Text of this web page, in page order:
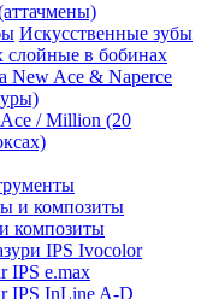
Искусственные зубы
в бобинах
New Ace & Naperce
/ Million (20
композиты
IPS Ivocolor
IPS e.max
IPS InLine A-D